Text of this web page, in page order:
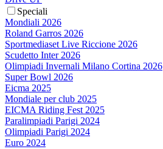
Speciali
Mondiali 2026
Roland Garros 2026
Sportmediaset Live Riccione 2026
Scudetto Inter 2026
Olimpiadi Invernali Milano Cortina 2026
Super Bowl 2026
Eicma 2025
Mondiale per club 2025
EICMA Riding Fest 2025
Paralimpiadi Parigi 2024
Olimpiadi Parigi 2024
Euro 2024